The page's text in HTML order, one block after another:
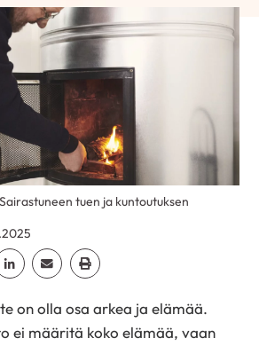
tuen ja kuntoutuksen
Linkedin
Jaa EmailJaa Print
on olla osa arkea ja elämää.
ei määritä koko elämää, vaan